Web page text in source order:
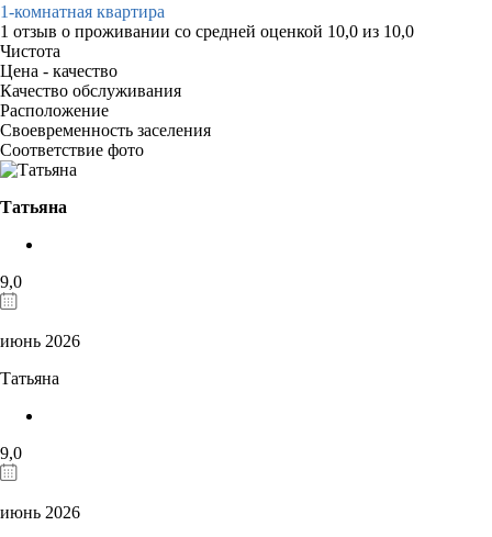
1-комнатная квартира
1 отзыв о проживании со средней оценкой 10,0 из 10,0
Чистота
Цена - качество
Качество обслуживания
Расположение
Своевременность заселения
Соответствие фото
Татьяна
9,0
июнь 2026
Татьяна
9,0
июнь 2026